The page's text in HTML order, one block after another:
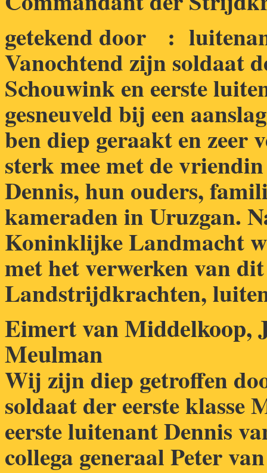
getekend door :
Vanochtend zijn soldaat
Schouwink en eerste
gesneuveld bij een
ben diep geraakt en zeer
sterk mee met de
Dennis, hun ouders,
kameraden in Uruzgan.
Koninklijke Landmacht
met het verwerken van
Landstrijdkrachten,
Eimert van Middelkoop,
Meulman
Wij zijn diep getroffen
soldaat der eerste
eerste luitenantDennis
collega generaal Peter